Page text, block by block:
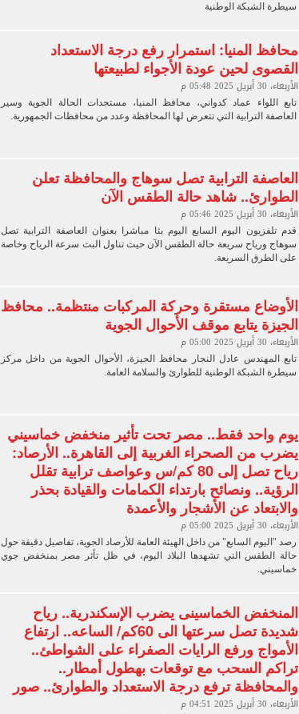
سيطرة الشبكة الوطنية
محافظ المنيا: استمرار رفع درجة الاستعداد
القصوى لحين عودة الأجواء لطبيعتها
الأربعاء، 30 أبريل 2025 05:48 م
تابع اللواء عماد كدواني، محافظ المنيا، مستجدات الحالة الجوية وسير
العاصفة الترابية التي تتعرض لها المحافظة وعدد من محافظات الجمهورية.
العاصفة الترابية تصل سوهاج والمحافظة تعلن
الطوارئ.. شاهد حالة الطقس الآن
الأربعاء، 30 أبريل 2025 05:46 م
قدم تلفزيون اليوم السابع اليوم بثا مباشرا بعنوان العاصفة الترابية تصل
سوهاج ورياح سريعة حالة الطقس الآن حيث تناول البث سرعة الرياح وخاصة
على الطرق السريعة.
الأوضاع مستقرة وحركة المركبات منتظمة.. محافظ
الجيزة يتابع موقف الأحوال الجوية
الأربعاء، 30 أبريل 2025 05:00 م
تابع المهندس عادل النجار محافظ الجيزة، الأحوال الجوية من داخل مركز
سيطرة الشبكة الوطنية للطوارئ والسلامة العامة.
يوم واحد فقط.. مصر تحت تأثير منخفض خماسيني
يضرب من الصحراء الغربية إلى القاهرة.. الأرصاد:
رياح تصل إلى 80 كم/س وعواصف ترابية تقلل
الرؤية.. ونصائح بارتداء الكمامات والقيادة بحذر
والابتعاد عن الأشجار والأعمدة
الأربعاء، 30 أبريل 2025 05:00 م
رصد "اليوم السابع" من داخل الهيئة العامة للأرصاد الجوية، تفاصيل دقيقة حول
حالة الطقس التي تشهدها البلاد اليوم، في ظل تأثر مصر بمنخفض جوي
خماسيني.
المنخفض الخماسينى يضرب الإسكندرية.. رياح
شديدة تصل سرعتها الى 60كم/ الساعه.. ارتفاع
الأمواج ورفع الرايات الصفراء على الشواطئ..
تراكم السحب مع توقعات بهطول أمطار..
والمحافظة ترفع درجة الاستعداد والطوارئ.. صور
الأربعاء، 30 أبريل 2025 04:51 م